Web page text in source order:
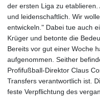
der ersten Liga zu
und leidenschaftlich. Wir
entwickeln." Dabei tue auch
Krüger und betonte die
Bereits vor gut einer Woche
aufgenommen. Seither
Profifußball-Direktor Claus
Transfers verantwortlich ist.
feste Verpflichtung des